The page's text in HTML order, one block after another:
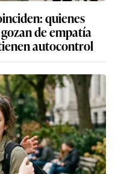
quienes
de empatía
autocontrol